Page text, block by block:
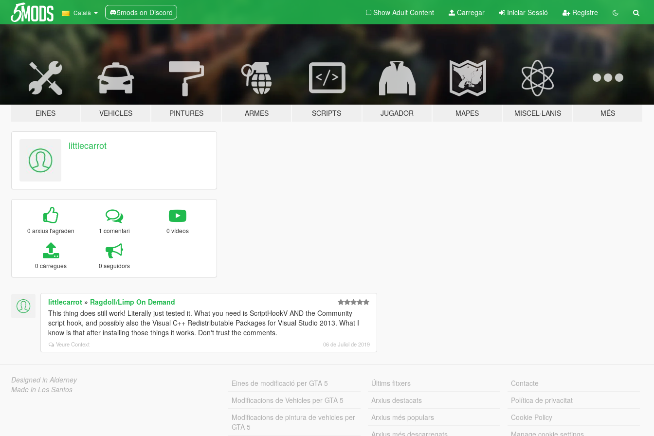
Català 5mods on Discord Show Adult Content Carregar Iniciar Sessió Registre
EINES VEHICLES PINTURES ARMES SCRIPTS JUGADOR MAPES MISCEL·LANIS MÉS
littlecarrot
0 arxius t'agraden 1 comentari 0 vídeos
0 càrregues 0 seguidors
littlecarrot» Ragdoll/Limp On Demand
This thing does still work! Literally just tested it. What you need is ScriptHookV AND the Community
script hook, and possibly also the Visual C++ Redistributable Packages for Visual Studio 2013. What I
know is that after installing those things it works. Don't trust the comments.
Veure Context 06 de Juliol de 2019
Designed in Alderney
Made in Los Santos
Eines de modificació per GTA 5
Modificacions de Vehicles per GTA 5
Modificacions de pintura de vehicles per
GTA 5
Últims fitxers
Arxius destacats
Arxius més populars
Arxius més descarregats
Contacte
Política de privacitat
Cookie Policy
Manage cookie settings